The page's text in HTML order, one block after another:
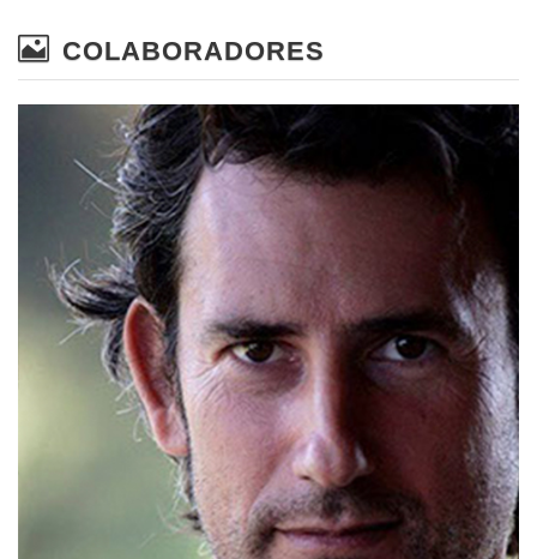
COLABORADORES